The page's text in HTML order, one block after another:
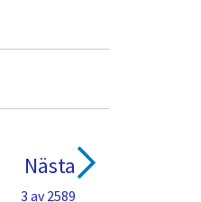
Nästa
3 av 2589